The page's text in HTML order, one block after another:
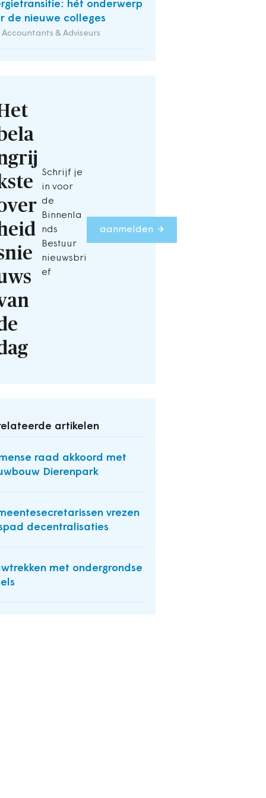
hét onderwerp
de nieuwe colleges
Accountants & Adviseurs
Schrijf je
in voor
de
Binnenla
nds
Bestuur
nieuwsbri
ef
aanmelden
artikelen
raad akkoord met
Dierenpark
vrezen
decentralisaties
met ondergrondse